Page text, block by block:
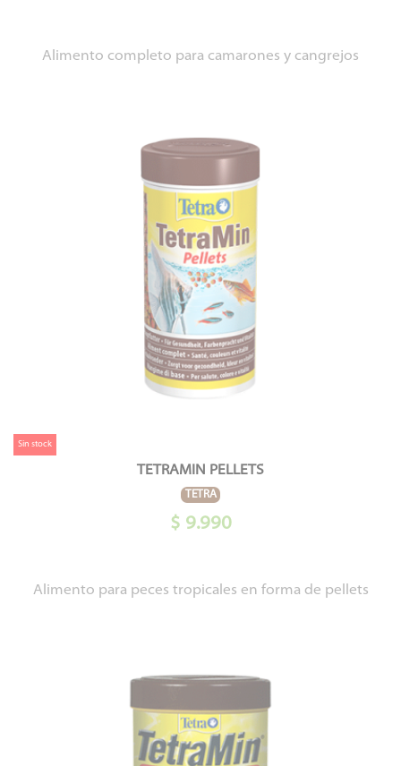
Alimento completo para camarones y cangrejos
Sin stock
TETRAMIN PELLETS
TETRA
$ 9.990
Alimento para peces tropicales en forma de pellets